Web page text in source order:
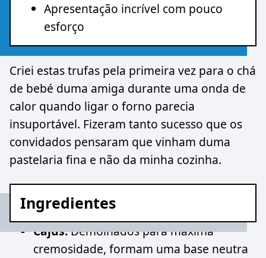
Apresentação incrível com pouco
esforço
Criei estas trufas pela primeira vez para o chá
de bebé duma amiga durante uma onda de
calor quando ligar o forno parecia
insuportável. Fizeram tanto sucesso que os
convidados pensaram que vinham duma
pastelaria fina e não da minha cozinha.
Ingredientes
Cajus:Demolhados para máxima
cremosidade, formam uma base neutra